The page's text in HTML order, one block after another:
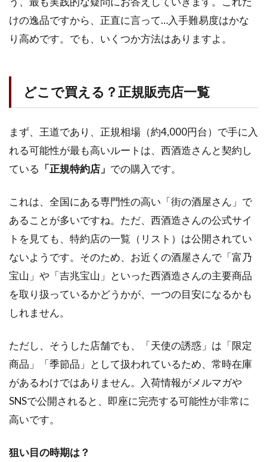
けの逸品ですから、正直に言って…入手難易度はかな
り高めです。でも、いくつか方法はありますよ。
どこで買える？正規販売店一覧
まず、王道であり、正規相場（約4,000円台）で手に入
れる可能性が最も高いルートは、西酒造さんと契約し
ている 「正規特約店」 での購入です。
これは、全国にある専門性の高い「街の酒屋さん」で
あることが多いですね。ただ、西酒造さんの公式サイ
トを見ても、特約店の一覧（リスト）は公開されてい
ないようです。そのため、お近くの酒屋さんで「富乃
宝山」や「吉兆宝山」といった西酒造さんの主要商品
を取り扱っているかどうかが、一つの目安になるかも
しれません。
ただし、そうした店舗でも、「天使の誘惑」は「限定
商品」「季節品」として扱われているため、常時在庫
があるわけではありません。入荷情報がメルマガや
SNSで公開されると、即座に完売する可能性が非常に
高いです。
狙い目の時期は？